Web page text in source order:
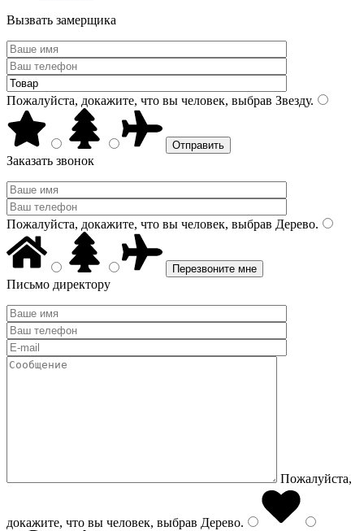
Вызвать замерщика
Пожалуйста, докажите, что вы человек, выбрав Звезду.
Заказать звонок
Пожалуйста, докажите, что вы человек, выбрав Дерево.
Письмо директору
Пожалуйста,
докажите, что вы человек, выбрав Дерево.